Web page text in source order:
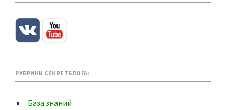
РУБРИКИ СЕКРЕТБЛОГА:
База знаний